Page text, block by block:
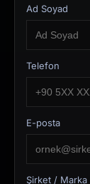
Ad Soyad
Telefon
E-posta
Şirket / Marka